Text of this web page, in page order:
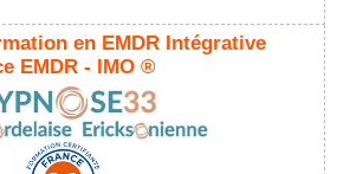
en EMDR Intégrative
EMDR - IMO ®